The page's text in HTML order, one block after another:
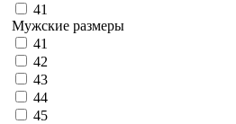
41
Мужские размеры
41
42
43
44
45